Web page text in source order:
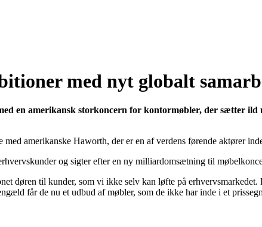
med nyt globalt
en amerikansk storkoncern for kontormøbler, der sætter
med amerikanske Haworth, der er en af verdens førende aktører
og sigter efter en ny milliardomsætning til
døren til kunder, som vi ikke selv kan løfte på
får de nu et udbud af møbler, som de ikke har inde i et